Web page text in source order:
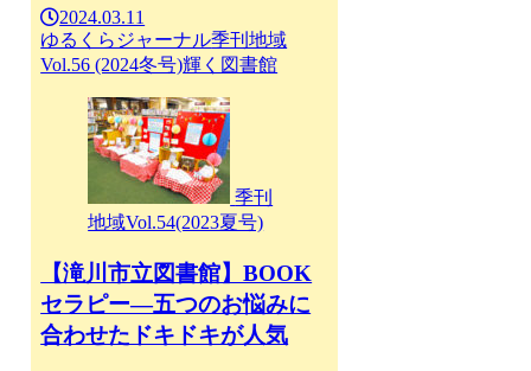
2024.03.11
ゆるくらジャーナル季刊地域
Vol.56 (2024冬号)輝く図書館
季刊
地域Vol.54(2023夏号)
【滝川市立図書館】BOOK
セラピー—五つのお悩みに
合わせたドキドキが人気